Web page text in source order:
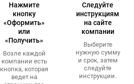
Нажмите
кнопку
«Оформить»
или
«Получить»
Возле каждой
компании есть
кнопка, которая
ведет на
Следуйте
инструкциям
на сайте
компании
Выберите
нужную сумму
и срок, затем
следуйте
инструкции.